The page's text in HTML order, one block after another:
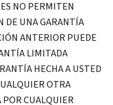
NO PERMITEN
DE UNA GARANTÍA
ANTERIOR PUEDE
LIMITADA
HECHA A USTED
OTRA
CUALQUIER